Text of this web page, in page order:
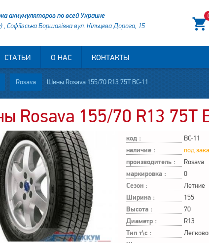
аккумуляторов по всей Украине
, Софіївська Борщагівка вул. Кільцева Дорога, 15
СТАТЬИ О НАС КОНТАКТЫ
Rosava Шины Rosava 155/70 R13 75T BC-11
Rosava 155/70 R13 75T
код : BC-11
наличие : под
производитель : Rosava
маркировка : 0
Сезон : Летние
Ширина : 155
Высота : 70
Диаметр : R13
Тип т\с :